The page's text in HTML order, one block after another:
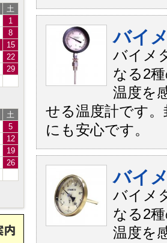
土
1
8
15
22
29
土
5
12
19
26
バイ
バイメ
なる2
温度を
せる温度計です
にも安心です。
バイ
バイメ
なる2
温度を